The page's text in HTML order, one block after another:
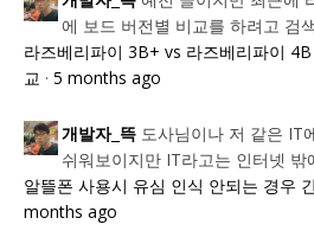
에 보드 버전별 비교를 하려고 검
라즈베리파이 3B+ vs 라즈베리파이
교 · 5 months ago
개발자_뜩 도사님이나 저 같은 IT
쉬워보이지만 IT라고는 인터넷 밖
알뜰폰 사용시 유심 인식 안되는 경우
months ago